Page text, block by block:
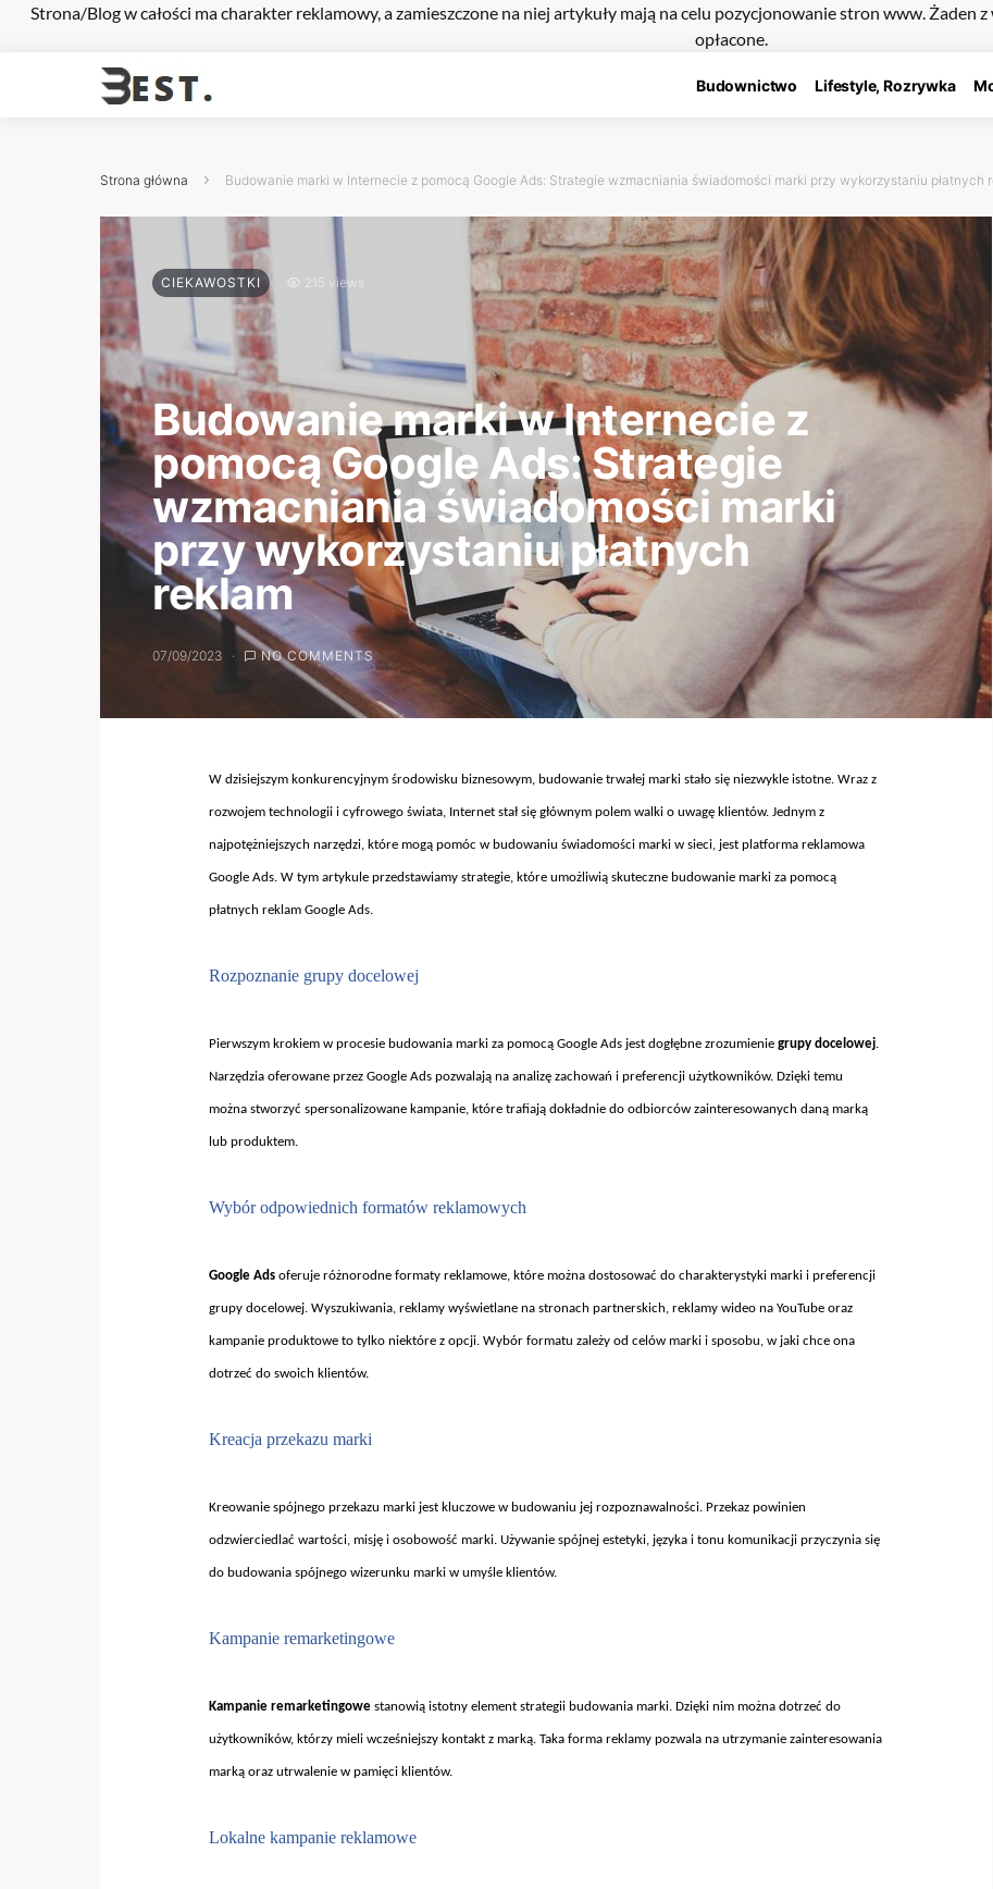
Strona/Blog w całości ma charakter reklamowy, a zamieszczone na niej artykuły mają na celu pozycjonowanie stron www.
opłacone.
Budownictwo Lifestyle, Rozrywka
Strona główna Budowanie marki w Internecie z pomocą Google Ads: Strategie wzmacniania świadomości marki przy wykorzystaniu płatnych
CIEKAWOSTKI 215 views
Budowanie marki w Internecie z
pomocą Google Ads: Strategie
wzmacniania świadomości marki
przy wykorzystaniu płatnych
reklam
07/09/2023 NO COMMENTS
W dzisiejszym konkurencyjnym środowisku biznesowym, budowanie trwałej marki stało się niezwykle istotne. Wraz z
rozwojem technologii i cyfrowego świata, Internet stał się głównym polem walki o uwagę klientów. Jednym z
najpotężniejszych narzędzi, które mogą pomóc w budowaniu świadomości marki w sieci, jest platforma reklamowa
Google Ads. W tym artykule przedstawiamy strategie, które umożliwią skuteczne budowanie marki za pomocą
płatnych reklam Google Ads.
Rozpoznanie grupy docelowej
Pierwszym krokiem w procesie budowania marki za pomocą Google Ads jest dogłębne zrozumienie grupy docelowej.
Narzędzia oferowane przez Google Ads pozwalają na analizę zachowań i preferencji użytkowników. Dzięki temu
można stworzyć spersonalizowane kampanie, które trafiają dokładnie do odbiorców zainteresowanych daną marką
lub produktem.
Wybór odpowiednich formatów reklamowych
Google Ads oferuje różnorodne formaty reklamowe, które można dostosować do charakterystyki marki i preferencji
grupy docelowej. Wyszukiwania, reklamy wyświetlane na stronach partnerskich, reklamy wideo na YouTube oraz
kampanie produktowe to tylko niektóre z opcji. Wybór formatu zależy od cel ów marki i sposobu, w jaki chce ona
dotrzeć do swoich klientów.
Kreacja przekazu marki
Kreowanie spójnego przekazu marki jest kluczowe w budowaniu jej rozpoznawalności. Przekaz powinien
odzwierciedlać wartości, misję i osobowość marki. Używanie spójnej estetyki, języka i tonu komunikacji przyczynia się
do budowania spójnego wizerunku marki w umyśle klientów.
Kampanie remarketingowe
Kampanie remarketingowe stanowią istotny element strategii budowania marki. Dzięki nim można dotrzeć do
użytkowników, którzy mieli wcześniejszy kontakt z marką. Taka forma reklamy pozwala na utrzymanie zainteresowania
marką oraz utrwalenie w pamięci klientów.
Lokalne kampanie reklamowe